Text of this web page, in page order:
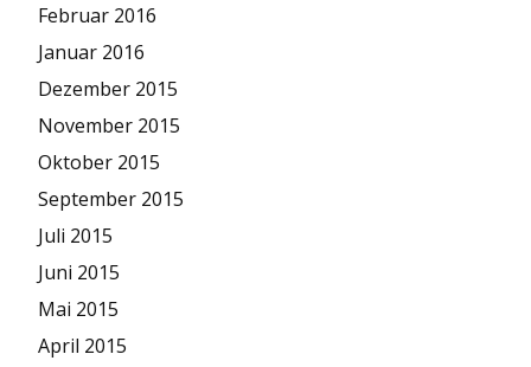
Februar 2016
Januar 2016
Dezember 2015
November 2015
Oktober 2015
September 2015
Juli 2015
Juni 2015
Mai 2015
April 2015